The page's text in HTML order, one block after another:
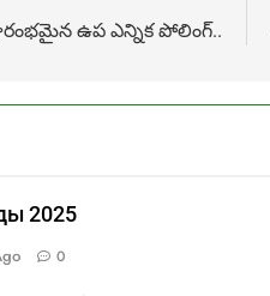
ఉప ఎన్నిక పోలింగ్..
2025
0